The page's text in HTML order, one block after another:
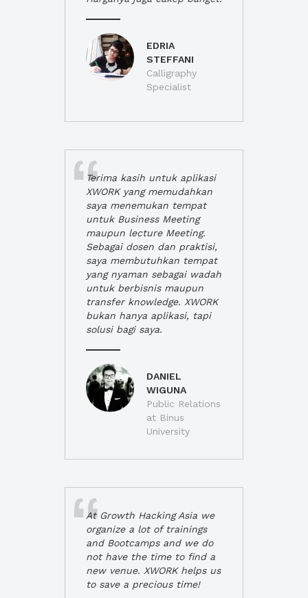
EDRIA
STEFFANI
Calligraphy
Specialist
Terima kasih untuk aplikasi
XWORK yang memudahkan
saya menemukan tempat
untuk Business Meeting
maupun lecture Meeting.
Sebagai dosen dan praktisi,
saya membutuhkan tempat
yang nyaman sebagai wadah
untuk berbisnis maupun
transfer knowledge. XWORK
bukan hanya aplikasi, tapi
solusi bagi saya.
DANIEL
WIGUNA
Public Relations
at Binus
University
At Growth Hacking Asia we
organize a lot of trainings
and Bootcamps and we do
not have the time to find a
new venue. XWORK helps us
to save a precious time!